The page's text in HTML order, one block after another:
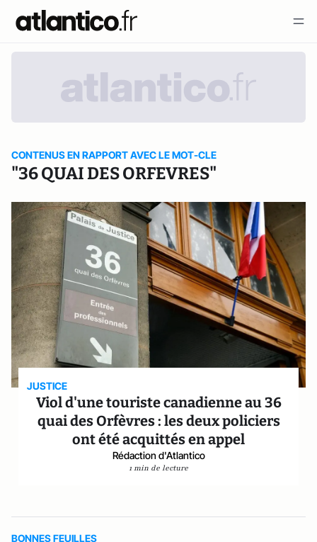
CONTENUS EN RAPPORT AVEC LE MOT-CLE
"36 QUAI DES ORFEVRES"
JUSTICE
Viol d'une touriste canadienne au 36
quai des Orfèvres : les deux policiers
ont été acquittés en appel
Rédaction d'Atlantico
1 min de lecture
BONNES FEUILLES